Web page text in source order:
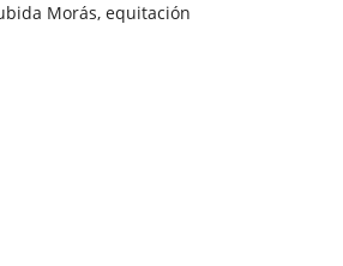
Morás, equitación